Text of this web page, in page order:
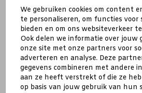
We gebruiken cookies om content
te personaliseren, om functies voor
bieden en om ons websiteverkeer
Ook delen we informatie over jouw
onze site met onze partners voor
adverteren en analyse. Deze
gegevens combineren met andere
aan ze heeft verstrekt of die ze
op basis van jouw gebruik van hun